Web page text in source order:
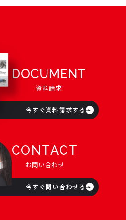
DOCUMENT
資料請求
今すぐ資料請求する
CONTACT
お問い合わせ
今すぐ問い合わせる